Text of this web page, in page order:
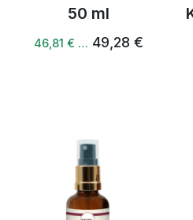
50 ml
46,81 € … 49,28 €